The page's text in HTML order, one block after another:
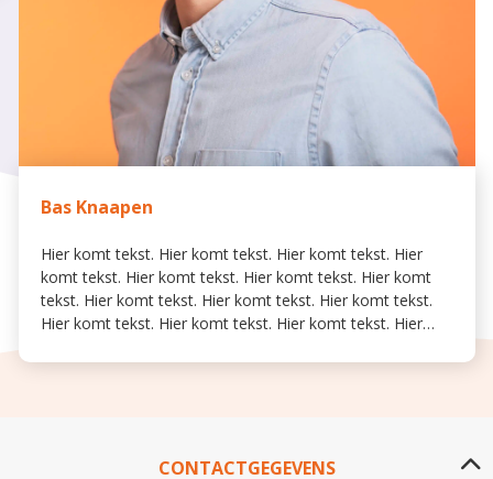
Bas Knaapen
Hier komt tekst. Hier komt tekst. Hier komt tekst. Hier
komt tekst. Hier komt tekst. Hier komt tekst. Hier komt
tekst. Hier komt tekst. Hier komt tekst. Hier komt tekst.
Hier komt tekst. Hier komt tekst. Hier komt tekst. Hier
tekst. Hier komt tekst. Hier komt tekst. Hier komt tekst.
CONTACTGEGEVENS